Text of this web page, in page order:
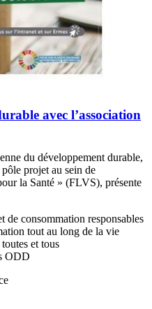
avec l’association
du développement durable,
projet au sein de
la Santé » (FLVS), présente
de consommation responsables
tout au long de la vie
et tous
ODD